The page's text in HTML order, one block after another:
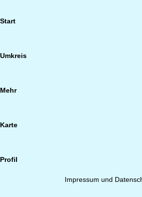
Start
Umkreis
Mehr
Karte
Profil
Impressum und